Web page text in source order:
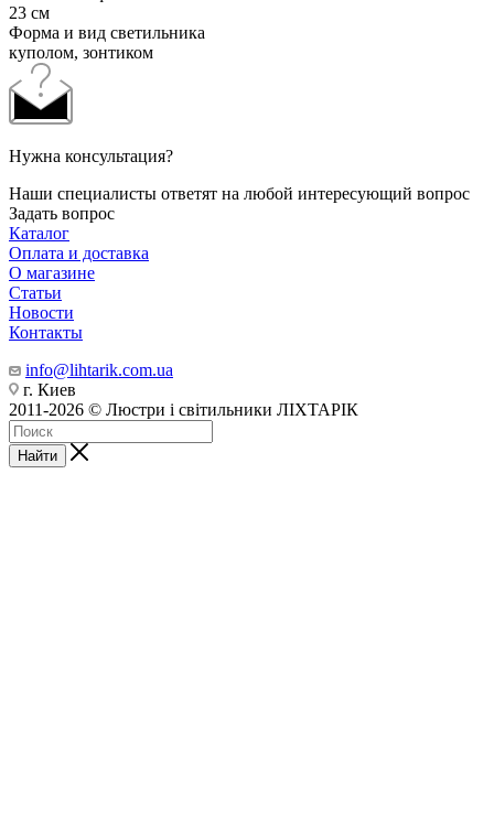
23 см
Форма и вид светильника
куполом, зонтиком
Нужна консультация?
Наши специалисты ответят на любой интересующий вопрос
Задать вопрос
Каталог
Оплата и доставка
О магазине
Статьи
Новости
Контакты
info@lihtarik.com.ua
г. Киев
2011-2026 © Люстри і світильники ЛІХТАРІК
Найти